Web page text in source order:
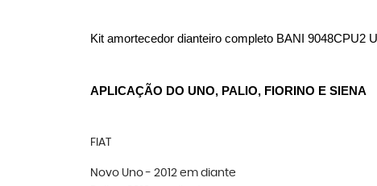
Kit amortecedor dianteiro completo BANI 9048CPU2
APLICAÇÃO DO UNO, PALIO, FIORINO E SIENA
FIAT
Novo Uno - 2012 em diante